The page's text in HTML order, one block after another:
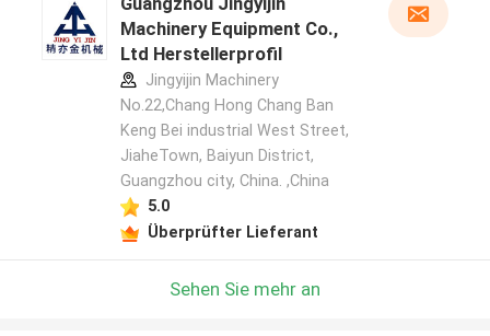
Machinery Equipment Co.,
Ltd Herstellerprofil
Jingyijin Machinery
No.22,Chang Hong Chang Ban
Keng Bei industrial West Street,
JiaheTown, Baiyun District,
Guangzhou city, China. ,China
5.0
Überprüfter Lieferant
Sehen Sie mehr an